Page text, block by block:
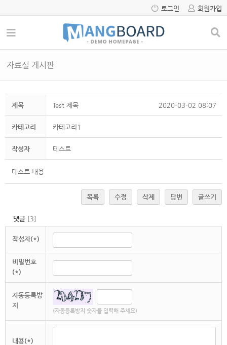
로그인 회원가입
자료실 게시판
제목 Test 제목 2020-03-02 08:07
카테고리 카테고리1
작성자 테스트
테스트 내용
목록 수정 삭제 답변 글쓰기
댓글 [3]
작성자(*)
비밀번호
(*)
자동등록방
지
(자동등록방지 숫자를 입력해 주세요)
내용(*)